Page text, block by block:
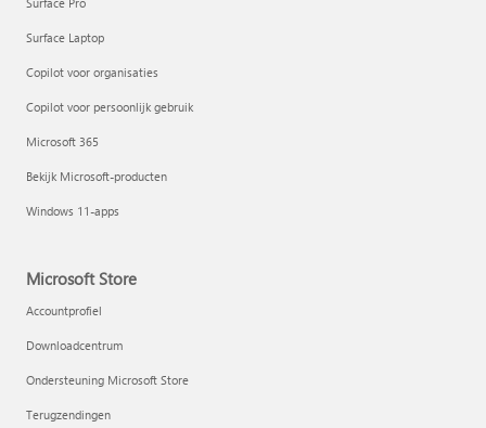
Surface Laptop
Copilot voor organisaties
Copilot voor persoonlijk gebruik
Microsoft 365
Bekijk Microsoft-producten
Windows 11-apps
Microsoft Store
Accountprofiel
Downloadcentrum
Ondersteuning Microsoft Store
Terugzendingen